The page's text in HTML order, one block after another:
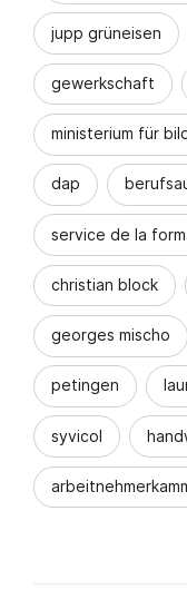
jupp grüneisen
gewerkschaft
ministerium für
dap
service de la
christian block
georges mischo
petingen
syvicol